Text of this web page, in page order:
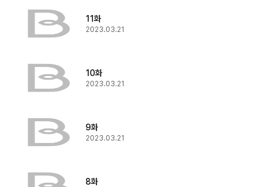
11화
2023.03.21
10화
2023.03.21
9화
2023.03.21
8화